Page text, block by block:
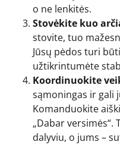
o ne lenkitės.
Stovėkite kuo
stovite, tuo
Jūsų pėdos turi
užtikrintumėte
Koordinuokite
sąmoningas ir gali
Komanduokite
„Dabar versimės“.
dalyviu, o jums –